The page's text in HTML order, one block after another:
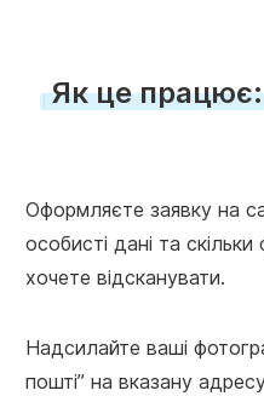
Як це працює:
Оформляєте заявку на
особисті дані та скільки
хочете відсканувати.
Надсилайте ваші
пошті” на вказану